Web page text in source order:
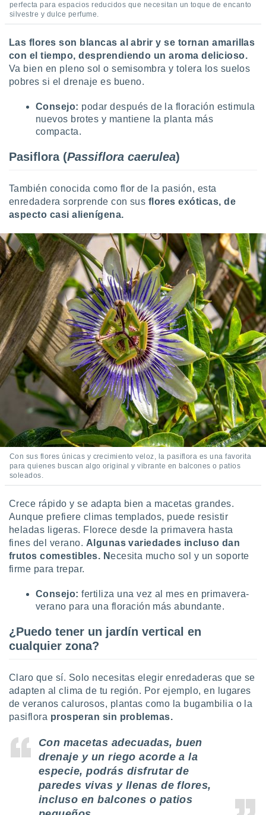
perfecta para espacios reducidos que necesitan un toque de encanto
silvestre y dulce perfume.
Las flores son blancas al abrir y se tornan amarillas
con el tiempo, desprendiendo un aroma delicioso.
Va bien en pleno sol o semisombra y tolera los suelos
pobres si el drenaje es bueno.
Consejo: podar después de la floración estimula
nuevos brotes y mantiene la planta más
compacta.
Pasiflora (Passiflora caerulea)
También conocida como flor de la pasión, esta
enredadera sorprende con sus flores exóticas, de
aspecto casi alienígena.
Con sus flores únicas y crecimiento veloz, la pasiflora es una favorita
para quienes buscan algo original y vibrante en balcones o patios
soleados.
Crece rápido y se adapta bien a macetas grandes.
Aunque prefiere climas templados, puede resistir
heladas ligeras. Florece desde la primavera hasta
fines del verano. Algunas variedades incluso dan
frutos comestibles. Necesita mucho sol y un soporte
firme para trepar.
Consejo: fertiliza una vez al mes en primavera-
verano para una floración más abundante.
¿Puedo tener un jardín vertical en
cualquier zona?
Claro que sí. Solo necesitas elegir enredaderas que se
adapten al clima de tu región. Por ejemplo, en lugares
de veranos calurosos, plantas como la bugambilia o la
pasiflora prosperan sin problemas.
Con macetas adecuadas, buen
drenaje y un riego acorde a la
especie, podrás disfrutar de
paredes vivas y llenas de flores,
incluso en balcones o patios